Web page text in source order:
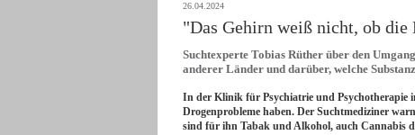
26.04.2024
"Das Gehirn weiß nicht, ob
Suchtexperte Tobias Rüther über den
anderer Länder und darüber, welche
In der Klinik für Psychiatrie und Psychotherapie
Drogenprobleme haben. Der Suchtmediziner
sind für ihn Tabak und Alkohol, auch Cannabis